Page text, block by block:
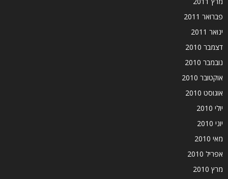
פברואר 2011
ינואר 2011
דצמבר 2010
נובמבר 2010
אוקטובר 2010
אוגוסט 2010
יולי 2010
יוני 2010
מאי 2010
אפריל 2010
מרץ 2010